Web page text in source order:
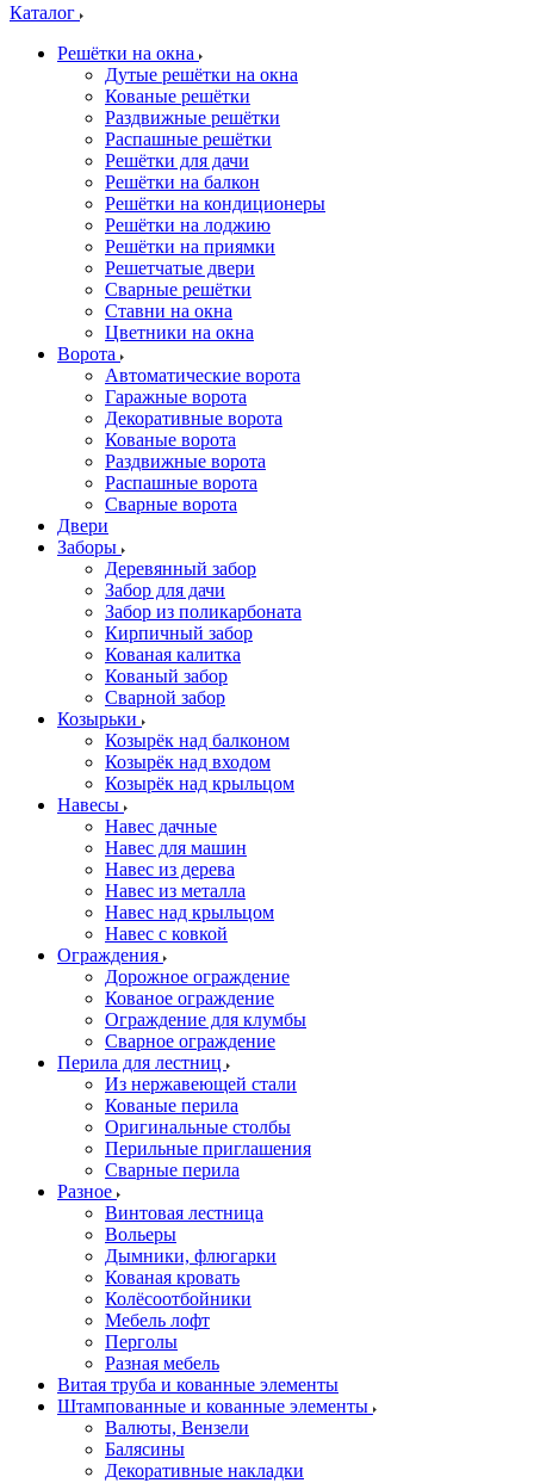
Каталог
Решётки на окна
Дутые решётки на окна
Кованые решётки
Раздвижные решётки
Распашные решётки
Решётки для дачи
Решётки на балкон
Решётки на кондиционеры
Решётки на лоджию
Решётки на приямки
Решетчатые двери
Сварные решётки
Ставни на окна
Цветники на окна
Ворота
Автоматические ворота
Гаражные ворота
Декоративные ворота
Кованые ворота
Раздвижные ворота
Распашные ворота
Сварные ворота
Двери
Заборы
Деревянный забор
Забор для дачи
Забор из поликарбоната
Кирпичный забор
Кованая калитка
Кованый забор
Сварной забор
Козырьки
Козырёк над балконом
Козырёк над входом
Козырёк над крыльцом
Навесы
Навес дачные
Навес для машин
Навес из дерева
Навес из металла
Навес над крыльцом
Навес с ковкой
Ограждения
Дорожное ограждение
Кованое ограждение
Ограждение для клумбы
Сварное ограждение
Перила для лестниц
Из нержавеющей стали
Кованые перила
Оригинальные столбы
Перильные приглашения
Сварные перила
Разное
Винтовая лестница
Вольеры
Дымники, флюгарки
Кованая кровать
Колёсоотбойники
Мебель лофт
Перголы
Разная мебель
Витая труба и кованные элементы
Штампованные и кованные элементы
Валюты, Вензели
Балясины
Декоративные накладки